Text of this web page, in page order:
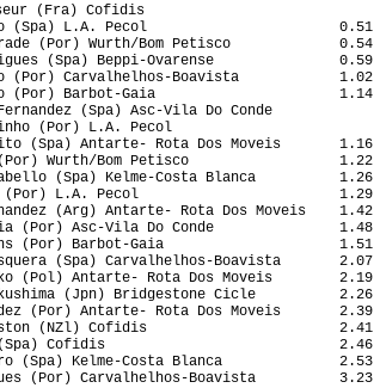
Vasseur (Fra) Cofidis
(Spa) L.A. Pecol                       0.51
(Por) Wurth/Bom Petisco             0.54
(Spa) Beppi-Ovarense               0.59
(Por) Carvalhelhos-Boavista            1.02
(Por) Barbot-Gaia                      1.14
Fernandez (Spa) Asc-Vila Do Conde
Paulinho (Por) L.A. Pecol
(Spa) Antarte- Rota Dos Moveis       1.16
(Por) Wurth/Bom Petisco                  1.22
(Spa) Kelme-Costa Blanca          1.26
(Por) L.A. Pecol                        1.29
(Arg) Antarte- Rota Dos Moveis    1.42
(Por) Asc-Vila Do Conde               1.48
(Por) Barbot-Gaia                     1.51
(Spa) Carvalhelhos-Boavista       2.07
(Pol) Antarte- Rota Dos Moveis        2.19
(Jpn) Bridgestone Cicle          2.26
(Por) Antarte- Rota Dos Moveis       2.39
(NZl) Cofidis                       2.41
(Spa) Cofidis                            2.46
(Spa) Kelme-Costa Blanca              2.53
(Por) Carvalhelhos-Boavista          3.23